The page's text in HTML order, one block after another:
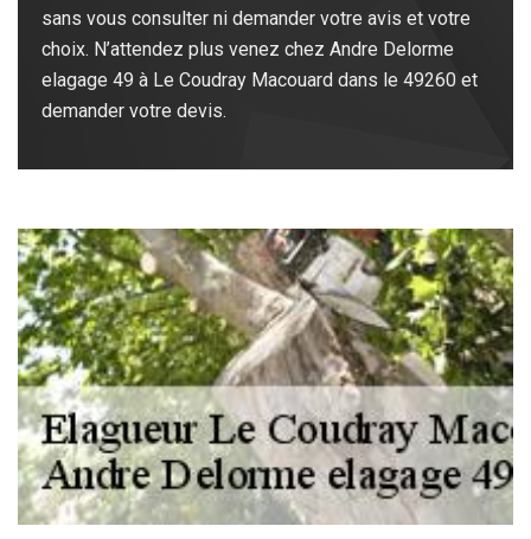
sans vous consulter ni demander votre avis et votre
choix. N’attendez plus venez chez Andre Delorme
elagage 49 à Le Coudray Macouard dans le 49260 et
demander votre devis.